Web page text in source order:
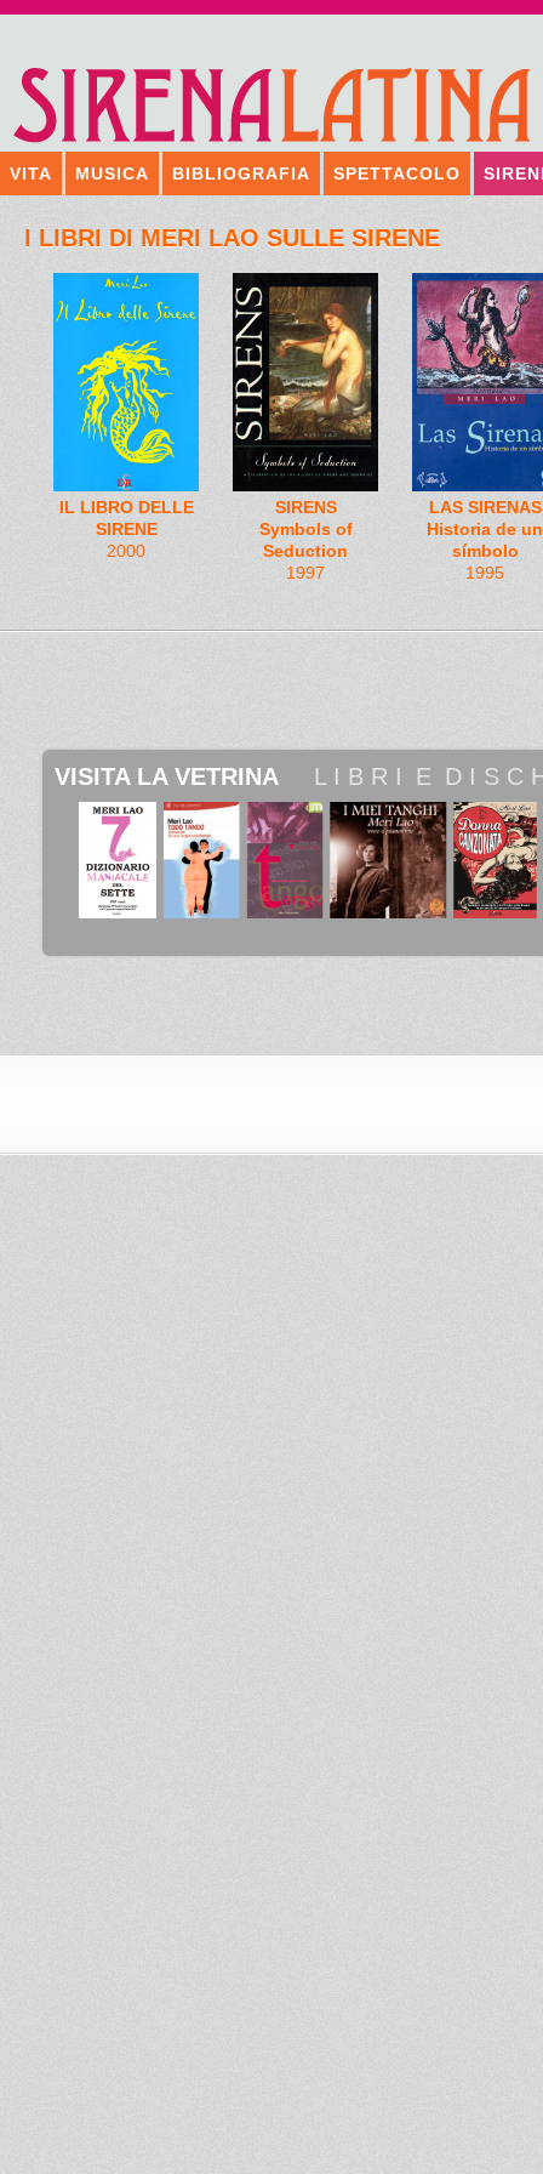
VITA MUSICA BIBLIOGRAFIA SPETTACOLO
I LIBRI DI MERI LAO SULLE SIRENE
IL LIBRO DELLE
SIRENE
2000
SIRENS
Symbols of
Seduction
1997
LAS SIRENAS
Historia de un
símbolo
1995
VISITA LA VETRINA L I B R I E D I S C